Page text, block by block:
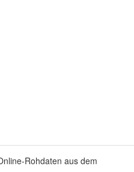
Rohdaten aus dem